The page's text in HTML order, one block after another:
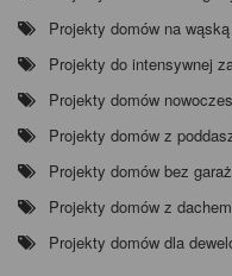
Projekty domów na
Projekty do intensywnej
Projekty domów
Projekty domów z
Projekty domów bez
Projekty domów z
Projekty domów dla